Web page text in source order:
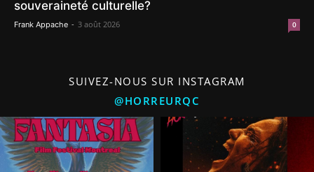
souveraineté culturelle?
Frank Appache - 3 août 2026 0
SUIVEZ-NOUS SUR INSTAGRAM
@HORREURQC